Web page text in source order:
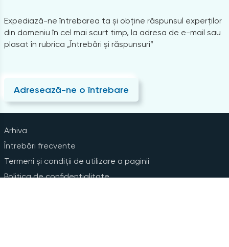
Expediază-ne întrebarea ta și obține răspunsul experților
din domeniu în cel mai scurt timp, la adresa de e-mail sau
plasat în rubrica „Întrebări și răspunsuri”
Adresează-ne o întrebare
Arhiva
Întrebări frecvente
Termeni și condiții de utilizare a paginii
Politica de confidențialitate